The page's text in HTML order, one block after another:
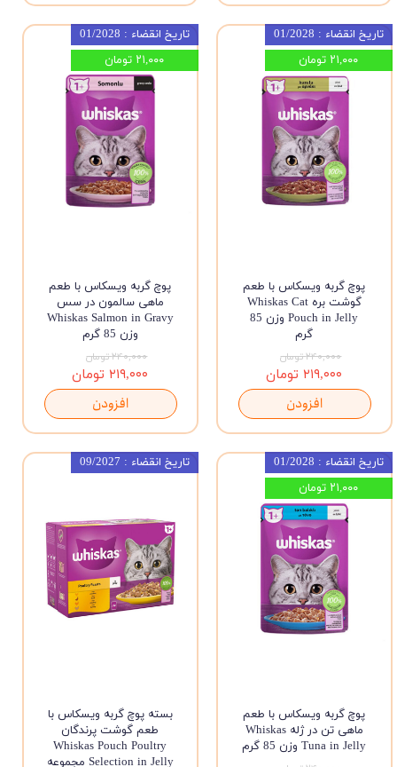
پوچ گربه ویسکاس با طعم
گوشت بره Whiskas Cat
Pouch in Jelly وزن 85
گرم
۲۴۰,۰۰۰ تومان
۲۱۹,۰۰۰ تومان
افزودن
تاریخ انقضاء : 01/2028
۲۱,۰۰۰ تومان
پوچ گربه ویسکاس با طعم
ماهی سالمون در سس
Whiskas Salmon in Gravy
وزن 85 گرم
۲۴۰,۰۰۰ تومان
۲۱۹,۰۰۰ تومان
افزودن
تاریخ انقضاء : 01/2028
۲۱,۰۰۰ تومان
پوچ گربه ویسکاس با طعم
ماهی تن در ژله Whiskas
Tuna in Jelly وزن 85 گرم
تاریخ انقضاء : 01/2028
۲۱,۰۰۰ تومان
بسته پوچ گربه ویسکاس با
طعم گوشت پرندگان
Whiskas Pouch Poultry
Selection in Jelly مجموعه
تاریخ انقضاء : 09/2027